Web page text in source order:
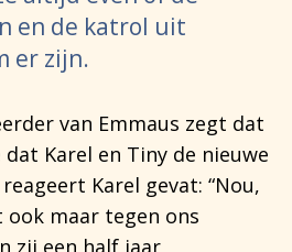
en de katrol uit
er zijn.
van Emmaus zegt dat
dat Karel en Tiny de nieuwe
Karel gevat: “Nou,
ook maar tegen ons